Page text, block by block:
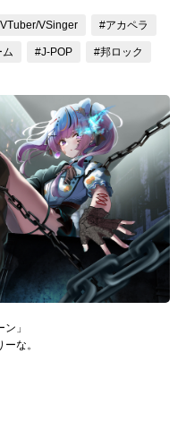
VSinger #アカペラ
ム #J-POP #邦ロック
」
な。